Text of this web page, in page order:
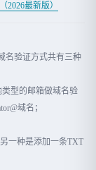
最新版）
名验证方式共有三种
型的邮箱做域名验
域名；
一种是添加一条TXT